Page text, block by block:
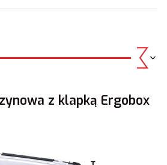
z klapką Ergobox